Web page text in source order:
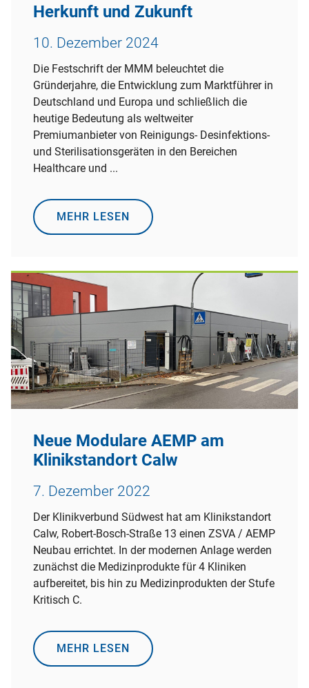
Herkunft und Zukunft
10. Dezember 2024
Die Festschrift der MMM beleuchtet die
Gründerjahre, die Entwicklung zum Marktführer in
Deutschland und Europa und schließlich die
heutige Bedeutung als weltweiter
Premiumanbieter von Reinigungs- Desinfektions-
und Sterilisationsgeräten in den Bereichen
Healthcare und ...
MEHR LESEN
Neue Modulare AEMP am
Klinikstandort Calw
7. Dezember 2022
Der Klinikverbund Südwest hat am Klinikstandort
Calw, Robert-Bosch-Straße 13 einen ZSVA / AEMP
Neubau errichtet. In der modernen Anlage werden
zunächst die Medizinprodukte für 4 Kliniken
aufbereitet, bis hin zu Medizinprodukten der Stufe
Kritisch C.
MEHR LESEN